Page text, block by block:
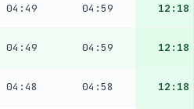
04:49 04:59 12:18
04:49 04:59 12:18
04:48 04:58 12:18